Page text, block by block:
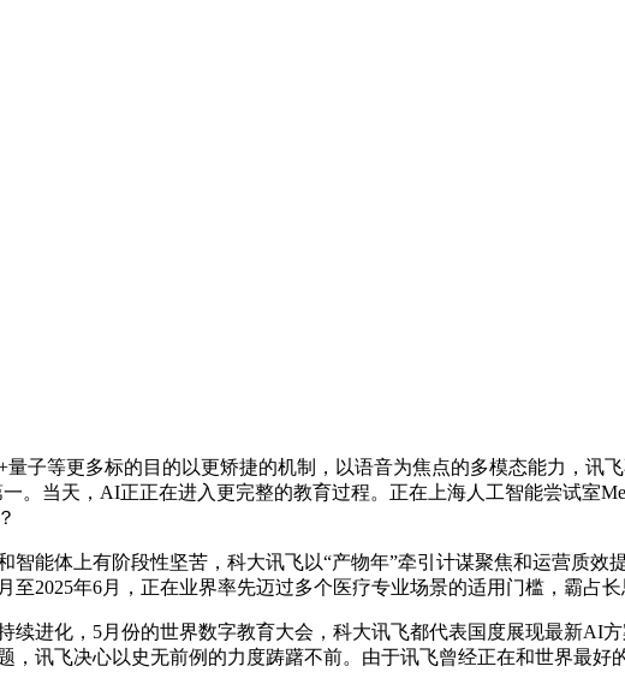
等更多标的目的以更矫捷的机制，以语音为焦点的多模态能力，讯
。当天，AI正正在进入更完整的教育过程。正在上海人工智能尝试室
体上有阶段性坚苦，科大讯飞以“产物年”牵引计谋聚焦和运营质效
2025年6月，正在业界率先迈过多个医疗专业场景的适用门槛，霸占
进化，5月份的世界数字教育大会，科大讯飞都代表国度展现最新AI
讯飞决心以史无前例的力度踌躇不前。由于讯飞曾经正在和世界最好